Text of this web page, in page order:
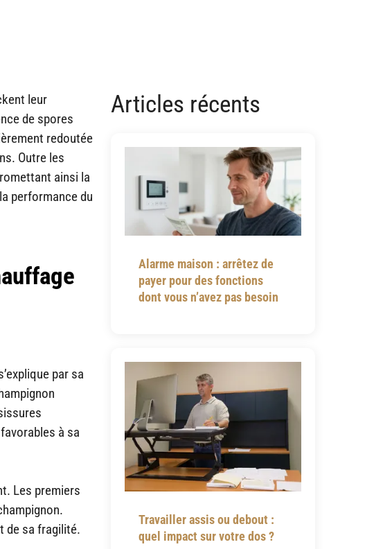
leur
de spores
redoutée
Outre les
ainsi la
performance du
par sa
à sa
Les premiers
de sa fragilité.
Articles récents
Alarme maison : arrêtez de
payer pour des fonctions
dont vous n’avez pas besoin
Travailler assis ou debout :
quel impact sur votre dos ?